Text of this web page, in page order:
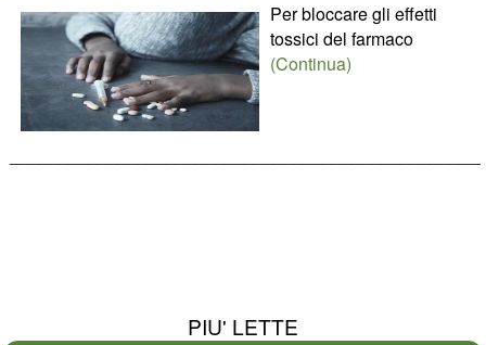
Per bloccare gli effetti
tossici del farmaco
(Continua)
PIU' LETTE